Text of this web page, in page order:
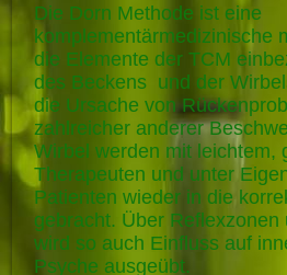
Die Dorn Methode ist eine
komplementärmedizinische
die Elemente der TCM
des Beckens und der
die Ursache von
zahlreicher anderer
Wirbel werden mit leichtem,
Therapeuten und unter
Patienten wieder in die
gebracht. Über Reflexzonen
wird so auch Einfluss auf
Psyche ausgeübt.